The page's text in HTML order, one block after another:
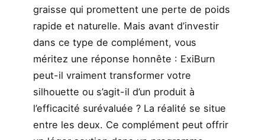
graisse qui promettent une perte de poids
rapide et naturelle. Mais avant d’investir
dans ce type de complément, vous
méritez une réponse honnête : ExiBurn
peut-il vraiment transformer votre
silhouette ou s’agit-il d’un produit à
l’efficacité surévaluée ? La réalité se situe
entre les deux. Ce complément peut offrir